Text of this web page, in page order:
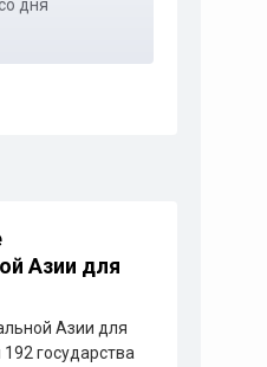
дня
Азии для
Азии для
государства